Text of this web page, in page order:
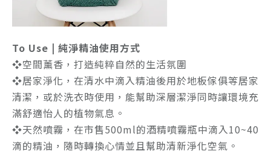
To Use | 純淨精油使用方式
❖空間薰香，打造純粹自然的生活氛圍
❖居家淨化，在清水中滴入精油後用於地板傢俱等居家
清潔，或於洗衣時使用，能幫助深層潔淨同時讓環境充
滿舒適怡人的植物氣息。
❖天然噴霧，在市售500ml的酒精噴霧瓶中滴入10~40
滴的精油，隨時轉換心情並且幫助清新淨化空氣。